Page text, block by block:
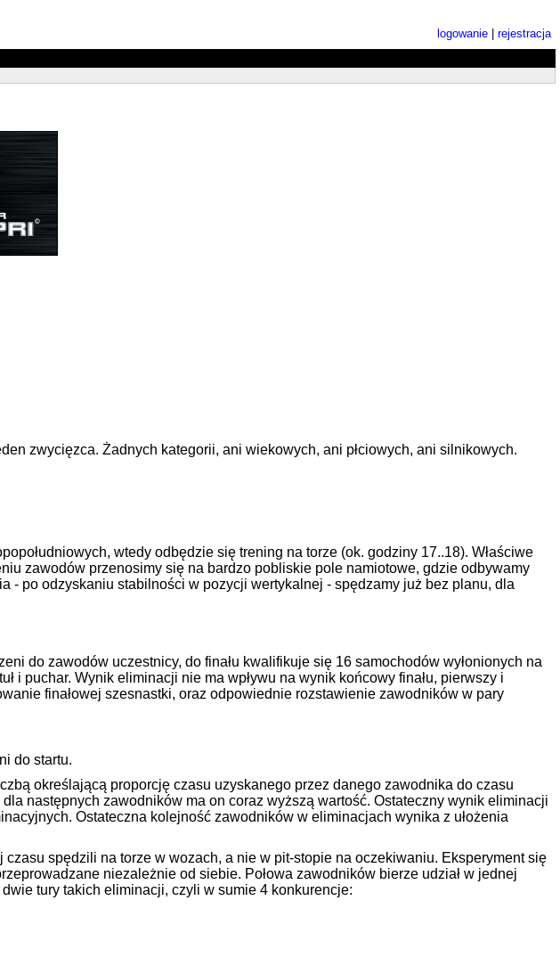
logowanie
rejestracja
zwycięzca. Żadnych kategorii, ani wiekowych, ani płciowych, ani silnikowych.
wtedy odbędzie się trening na torze (ok. godziny 17..18). Właściwe
zawodów przenosimy się na bardzo pobliskie pole namiotowe, gdzie odbywamy
- po odzyskaniu stabilności w pozycji wertykalnej - spędzamy już bez planu, dla
do zawodów uczestnicy, do finału kwalifikuje się 16 samochodów wyłonionych na
i puchar. Wynik eliminacji nie ma wpływu na wynik końcowy finału, pierwszy i
finałowej szesnastki, oraz odpowiednie rozstawienie zawodników w pary
do startu.
określającą proporcję czasu uzyskanego przez danego zawodnika do czasu
następnych zawodników ma on coraz wyższą wartość. Ostateczny wynik eliminacji
Ostateczna kolejność zawodników w eliminacjach wynika z ułożenia
spędzili na torze w wozach, a nie w pit-stopie na oczekiwaniu. Eksperyment się
niezależnie od siebie. Połowa zawodników bierze udział w jednej
tury takich eliminacji, czyli w sumie 4 konkurencje: